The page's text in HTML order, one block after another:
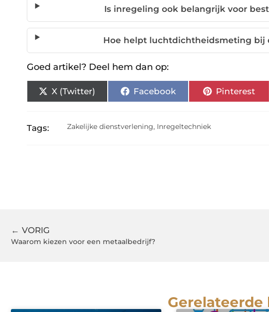
Is inregeling ook belangrijk voor
Hoe helpt luchtdichtheidsmeting bij
Goed artikel? Deel hem dan op:
X (Twitter) Facebook Pinterest
Tags: Zakelijke dienstverlening, Inregeltechniek
← VORIG
Waarom kiezen voor een metaalbedrijf?